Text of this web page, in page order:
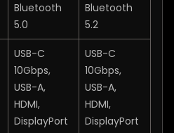
Bluetooth
5.0
Bluetooth
5.2
USB-C
10Gbps,
USB-A,
HDMI,
DisplayPort
USB-C
10Gbps,
USB-A,
HDMI,
DisplayPort